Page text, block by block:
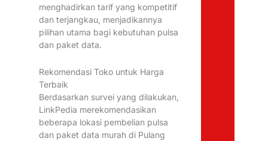
menghadirkan tarif yang kompetitif
dan terjangkau, menjadikannya
pilihan utama bagi kebutuhan pulsa
dan paket data.
Rekomendasi Toko untuk Harga
Terbaik
Berdasarkan survei yang dilakukan,
LinkPedia merekomendasikan
beberapa lokasi pembelian pulsa
dan paket data murah di Pulang